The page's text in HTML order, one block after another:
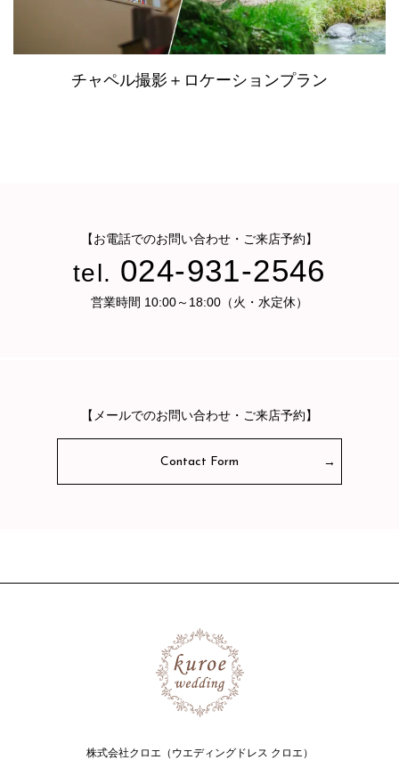
チャペル撮影＋ロケーションプラン
【お電話でのお問い合わせ・ご来店予約】
tel. 024-931-2546
営業時間 10:00～18:00（火・水定休）
【メールでのお問い合わせ・ご来店予約】
Contact Form
株式会社クロエ（ウエディングドレス クロエ）